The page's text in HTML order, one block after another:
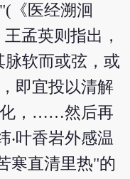
《医经溯洄
孟英则指出，
软而或弦，或
即宜投以清解
化，……然后再
‧叶香岩外感温
寒直清里热"的